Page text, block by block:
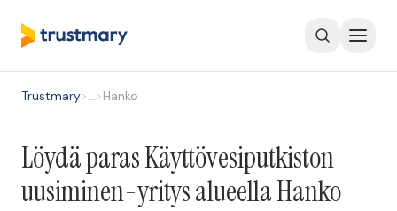
Trustmary>…>Hanko
Löydä paras Käyttövesiputkiston
uusiminen-yritys alueella Hanko